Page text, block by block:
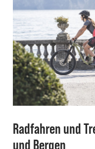
Radfahren und
und Bergen